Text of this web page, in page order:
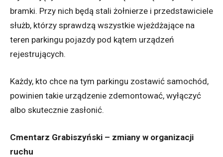
bramki. Przy nich będą stali żołnierze i przedstawiciele
służb, którzy sprawdzą wszystkie wjeżdżające na
teren parkingu pojazdy pod kątem urządzeń
rejestrujących.
Każdy, kto chce na tym parkingu zostawić samochód,
powinien takie urządzenie zdemontować, wyłączyć
albo skutecznie zasłonić.
Cmentarz Grabiszyński – zmiany w organizacji
ruchu